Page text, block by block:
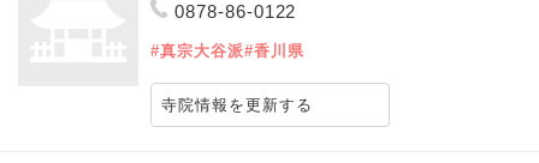
0878-86-0122
#真宗大谷派#香川県
寺院情報を更新する